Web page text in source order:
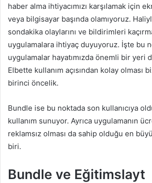
haber alma ihtiyacımızı karşılamak için
veya bilgisayar başında olamıyoruz.
sondakika olaylarını ve bildirimleri
uygulamalara ihtiyaç duyuyoruz. İşte bu
uygulamalar hayatımızda önemli bir yeri
Elbette kullanım açısından kolay olması
birinci öncelik.
Bundle ise bu noktada son kullanıcıya
kullanım sunuyor. Ayrıca uygulamanın
reklamsız olması da sahip olduğu en
biri.
Bundle ve Eğitimslayt